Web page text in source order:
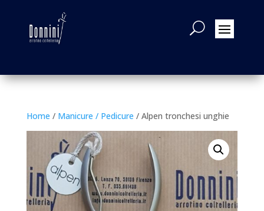
Home / Manicure / Pedicure / Alpen tronchesi unghie